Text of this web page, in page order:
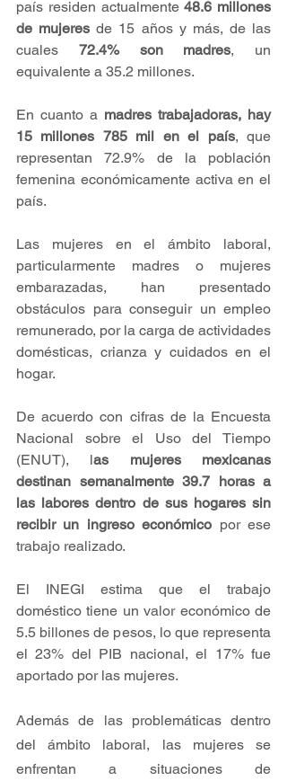
país residen actualmente 48.6 millones
de mujeres de 15 años y más, de las
cuales 72.4% son madres, un
equivalente a 35.2 millones.
En cuanto a madres trabajadoras, hay
15 millones 785 mil en el país, que
representan 72.9% de la población
femenina económicamente activa en el
país.
Las mujeres en el ámbito laboral,
particularmente madres o mujeres
embarazadas, han presentado
obstáculos para conseguir un empleo
remunerado, por la carga de actividades
domésticas, crianza y cuidados en el
hogar.
De acuerdo con cifras de la Encuesta
Nacional sobre el Uso del Tiempo
(ENUT), las mujeres mexicanas
destinan semanalmente 39.7 horas a
las labores dentro de sus hogares sin
recibir un ingreso económico por ese
trabajo realizado.
El INEGI estima que el trabajo
doméstico tiene un valor económico de
el 23% del PIB nacional, el 17% fue
aportado por las mujeres.
Además de las problemáticas dentro
del ámbito laboral, las mujeres se
enfrentan a situaciones de